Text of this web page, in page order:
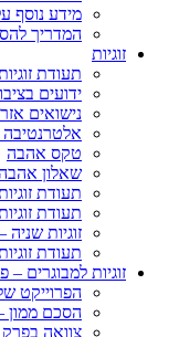
מידע נוסף
המדריך
זוגיות
תעודת
ידועים
נישואים
אלטרנטיבה
טקס אהבה
שאלון אהבה
תעודת
תעודת
זוגיות שניה
תעודת
זוגיות למבוגרים –
הפרוייקט
הסכם ממון
צוואה